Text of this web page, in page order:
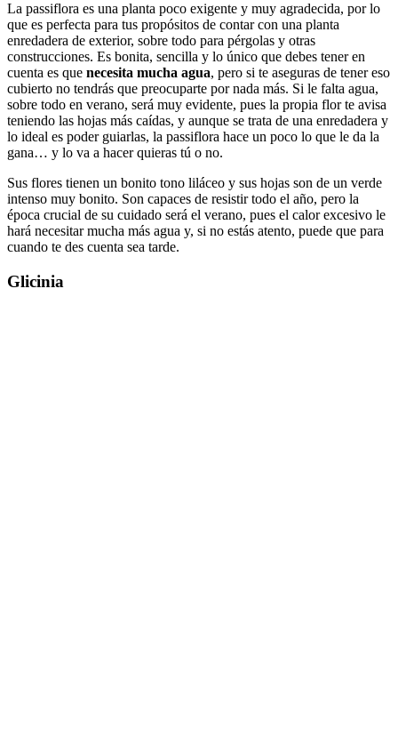
La passiflora es una planta poco exigente y muy agradecida, por lo
que es perfecta para tus propósitos de contar con una planta
enredadera de exterior, sobre todo para pérgolas y otras
construcciones. Es bonita, sencilla y lo único que debes tener en
cuenta es que necesita mucha agua, pero si te aseguras de tener eso
cubierto no tendrás que preocuparte por nada más. Si le falta agua,
sobre todo en verano, será muy evidente, pues la propia flor te avisa
teniendo las hojas más caídas, y aunque se trata de una enredadera y
lo ideal es poder guiarlas, la passiflora hace un poco lo que le da la
gana… y lo va a hacer quieras tú o no.
Sus flores tienen un bonito tono liláceo y sus hojas son de un verde
intenso muy bonito. Son capaces de resistir todo el año, pero la
época crucial de su cuidado será el verano, pues el calor excesivo le
hará necesitar mucha más agua y, si no estás atento, puede que para
cuando te des cuenta sea tarde.
Glicinia